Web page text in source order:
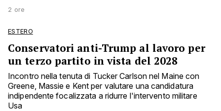
2 ore
ESTERO
Conservatori anti-Trump al lavoro per
un terzo partito in vista del 2028
Incontro nella tenuta di Tucker Carlson nel Maine con
Greene, Massie e Kent per valutare una candidatura
indipendente focalizzata a ridurre l'intervento militare
Usa